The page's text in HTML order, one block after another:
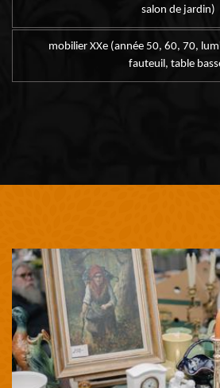
salon de jardin)
mobilier XXe (année 50, 60, 70,
fauteuil, table